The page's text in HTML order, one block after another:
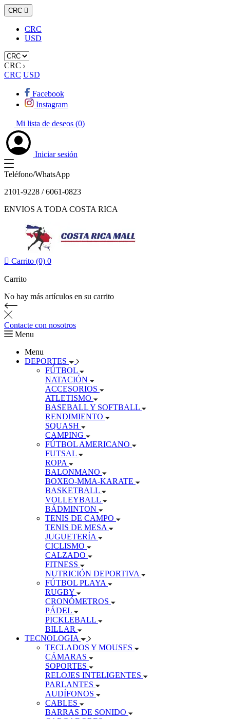
CRC 
CRC
USD
CRC
CRC USD
Facebook
Instagram
Mi lista de deseos (0)
Iniciar sesión
Teléfono/WhatsApp
2101-9228 / 6061-0823
ENVIOS A TODA COSTA RICA
 Carrito (0) 0
Carrito
No hay más artículos en su carrito
Contacte con nosotros
Menu
Menu
DEPORTES
FÚTBOL
NATACIÓN
ACCESORIOS
ATLETISMO
BASEBALL Y SOFTBALL
RENDIMIENTO
SQUASH
CAMPING
FÚTBOL AMERICANO
FUTSAL
ROPA
BALONMANO
BOXEO-MMA-KARATE
BASKETBALL
VOLLEYBALL
BÁDMINTON
TENIS DE CAMPO
TENIS DE MESA
JUGUETERÍA
CICLISMO
CALZADO
FITNESS
NUTRICIÓN DEPORTIVA
FÚTBOL PLAYA
RUGBY
CRONÓMETROS
PÁDEL
PICKLEBALL
BILLAR
TECNOLOGIA
TECLADOS Y MOUSES
CÁMARAS
SOPORTES
RELOJES INTELIGENTES
PARLANTES
AUDÍFONOS
CABLES
BARRAS DE SONIDO